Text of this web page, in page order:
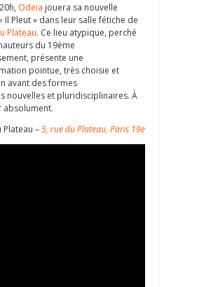
Odeia jouera sa nouvelle
Il Pleut » dans leur salle fétiche de
Plateau. Ce lieu atypique, perché
du 19ème
présente une
pointue, très choisie et
avant des formes
nouvelles et pluridisciplinaires. À
absolument.
–5, rue du Plateau, Paris 19e